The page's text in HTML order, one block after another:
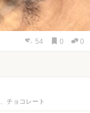
54 0 0
チョコレート